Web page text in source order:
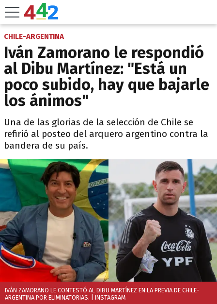
CHILE-ARGENTINA
Iván Zamorano le respondió
al Dibu Martínez: "Está un
poco subido, hay que bajarle
los ánimos"
Una de las glorias de la selección de Chile se
refirió al posteo del arquero argentino contra la
bandera de su país.
IVÁN ZAMORANO LE CONTESTÓ AL DIBU MARTÍNEZ EN LA PREVIA DE CHILE-
ARGENTINA POR ELIMINATORIAS.
| INSTAGRAM